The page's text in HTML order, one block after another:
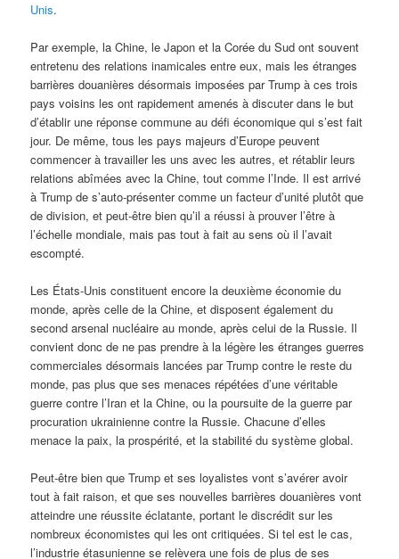
Unis.
Par exemple, la Chine, le Japon et la Corée du Sud ont souvent
entretenu des relations inamicales entre eux, mais les étranges
barrières douanières désormais imposées par Trump à ces trois
pays voisins les ont rapidement amenés à discuter dans le but
d’établir une réponse commune au défi économique qui s’est fait
jour. De même, tous les pays majeurs d’Europe peuvent
commencer à travailler les uns avec les autres, et rétablir leurs
relations abîmées avec la Chine, tout comme l’Inde. Il est arrivé
à Trump de s’auto-présenter comme un facteur d’unité plutôt que
de division, et peut-être bien qu’il a réussi à prouver l’être à
l’échelle mondiale, mais pas tout à fait au sens où il l’avait
escompté.
Les États-Unis constituent encore la deuxième économie du
monde, après celle de la Chine, et disposent également du
second arsenal nucléaire au monde, après celui de la Russie. Il
convient donc de ne pas prendre à la légère les étranges guerres
commerciales désormais lancées par Trump contre le reste du
monde, pas plus que ses menaces répétées d’une véritable
guerre contre l’Iran et la Chine, ou la poursuite de la guerre par
procuration ukrainienne contre la Russie. Chacune d’elles
menace la paix, la prospérité, et la stabilité du système global.
Peut-être bien que Trump et ses loyalistes vont s’avérer avoir
tout à fait raison, et que ses nouvelles barrières douanières vont
atteindre une réussite éclatante, portant le discrédit sur les
nombreux économistes qui les ont critiquées. Si tel est le cas,
l’industrie étasunienne se relèvera une fois de plus de ses